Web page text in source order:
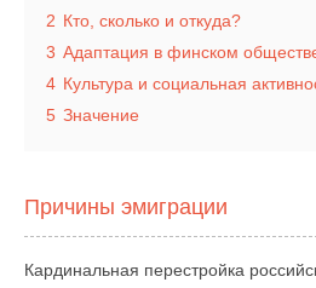
2 Кто, сколько и откуда?
3 Адаптация в финском
4 Культура и социальная
5 Значение
Причины эмиграции
Кардинальная перестройка